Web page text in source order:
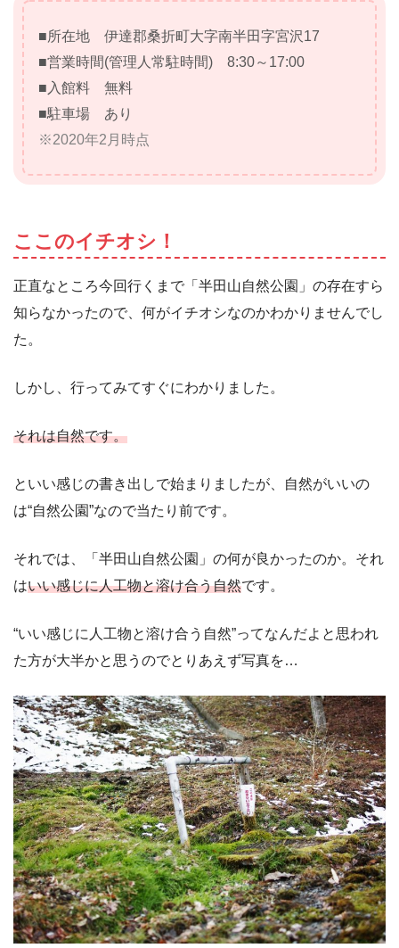
■所在地 伊達郡桑折町大字南半田字宮沢17
■営業時間(管理人常駐時間) 8:30～17:00
■入館料 無料
■駐車場 あり
※2020年2月時点
ここのイチオシ！
正直なところ今回行くまで「半田山自然公園」の存在すら
知らなかったので、何がイチオシなのかわかりませんでし
た。
しかし、行ってみてすぐにわかりました。
それは自然です。
といい感じの書き出しで始まりましたが、自然がいいの
は“自然公園”なので当たり前です。
それでは、「半田山自然公園」の何が良かったのか。それ
はいい感じに人工物と溶け合う自然です。
“いい感じに人工物と溶け合う自然”ってなんだよと思われ
た方が大半かと思うのでとりあえず写真を…